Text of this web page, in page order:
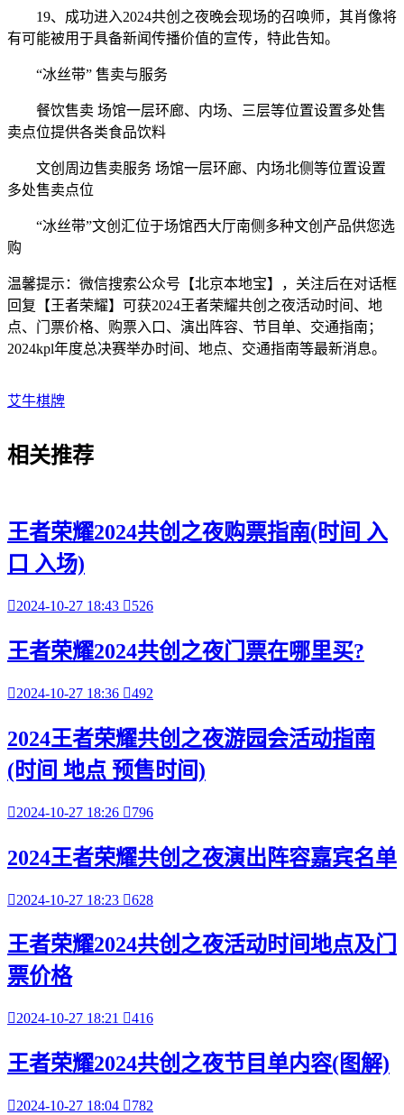
19、成功进入2024共创之夜晚会现场的召唤师，其肖像将
有可能被用于具备新闻传播价值的宣传，特此告知。
“冰丝带” 售卖与服务
餐饮售卖 场馆一层环廊、内场、三层等位置设置多处售
卖点位提供各类食品饮料
文创周边售卖服务 场馆一层环廊、内场北侧等位置设置
多处售卖点位
“冰丝带”文创汇位于场馆西大厅南侧多种文创产品供您选
购
温馨提示：微信搜索公众号【北京本地宝】，关注后在对话框
回复【王者荣耀】可获2024王者荣耀共创之夜活动时间、地
点、门票价格、购票入口、演出阵容、节目单、交通指南；
2024kpl年度总决赛举办时间、地点、交通指南等最新消息。
艾牛棋牌
相关推荐
王者荣耀2024共创之夜购票指南(时间 入
口 入场)
2024-10-27 18:43 526
王者荣耀2024共创之夜门票在哪里买?
2024-10-27 18:36 492
2024王者荣耀共创之夜游园会活动指南
(时间 地点 预售时间)
2024-10-27 18:26 796
2024王者荣耀共创之夜演出阵容嘉宾名单
2024-10-27 18:23 628
王者荣耀2024共创之夜活动时间地点及门
票价格
2024-10-27 18:21 416
王者荣耀2024共创之夜节目单内容(图解)
2024-10-27 18:04 782